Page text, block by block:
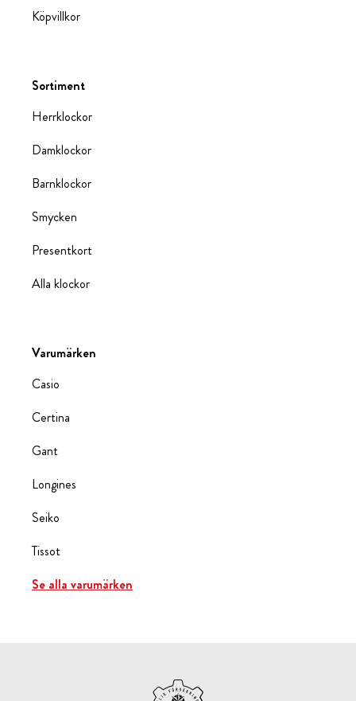
Köpvillkor
Sortiment
Herrklockor
Damklockor
Barnklockor
Smycken
Presentkort
Alla klockor
Varumärken
Casio
Certina
Gant
Longines
Seiko
Tissot
Se alla varumärken